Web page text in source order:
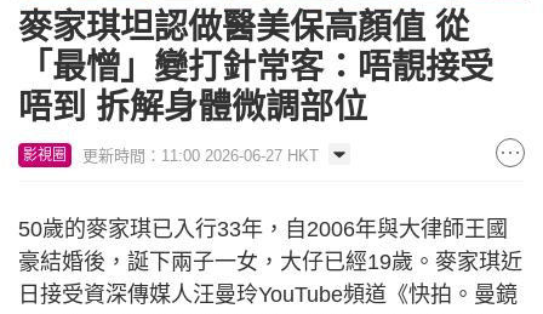
麥家琪坦認做醫美保高顏值 從
「最憎」變打針常客：唔靚接受
唔到 拆解身體微調部位
影視圈 更新時間：11:00 2026-06-27 HKT
50歲的麥家琪已入行33年，自2006年與大律師王國
豪結婚後，誕下兩子一女，大仔已經19歲。麥家琪近
日接受資深傳媒人汪曼玲YouTube頻道《快拍。曼鏡